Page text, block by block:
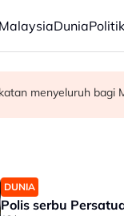
DuniaPolitik
di Gunung
anggaran
menyeluruh bagi
DUNIA
Polis serbu